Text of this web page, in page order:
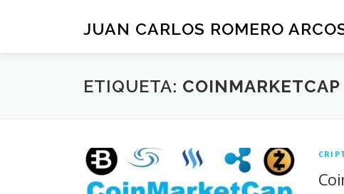
JUAN CARLOS ROMERO
ETIQUETA: COINMARKETCAP